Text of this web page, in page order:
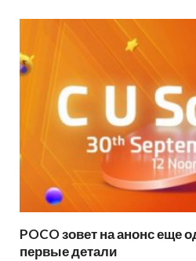
POCO зовет на анонс еще
первые детали